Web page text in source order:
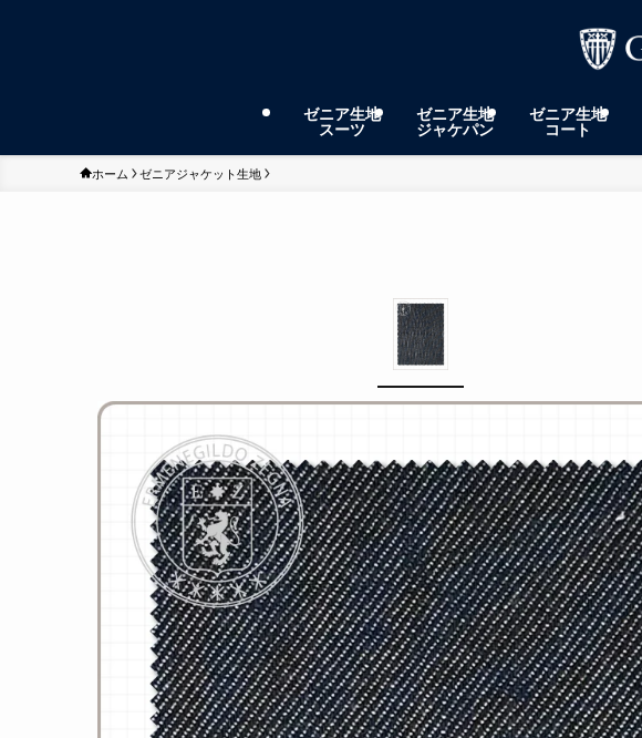
ゼニア生地
スーツ
ゼニア生地
ジャケパン
ゼニア生地
コート
ホーム ゼニアジャケット生地